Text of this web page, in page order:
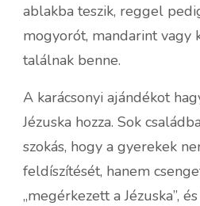
ablakba teszik, reggel
mogyorót, mandarint vagy
találnak benne.
A karácsonyi ajándékot
Jézuska hozza. Sok
szokás, hogy a gyerekek
feldíszítését, hanem
„megérkezett a Jézuska”,